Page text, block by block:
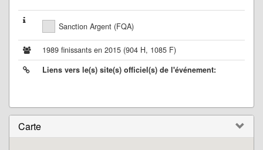
Sanction Argent (FQA)
1989 finissants en 2015 (904 H, 1085 F)
Liens vers le(s) site(s) officiel(s) de l'événement:
Carte